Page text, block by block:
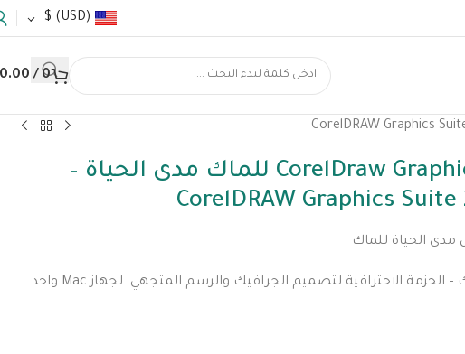
(USD)
$
0
/
0.00
مفتاح تفعيل CorelDraw Graphics Suite 2024 للماك مدى الحياة –
CorelDRAW Graphics
الأصلي للماك – الحزمة الاحترافية لتصميم الجرافيك والرسم المتجهي. لجهاز Mac واحد